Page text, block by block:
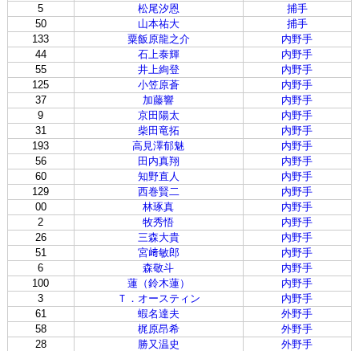
5
松尾汐恩
捕手
50
山本祐大
捕手
133
粟飯原龍之介
内野手
44
石上泰輝
内野手
55
井上絢登
内野手
125
小笠原蒼
内野手
37
加藤響
内野手
9
京田陽太
内野手
31
柴田竜拓
内野手
193
高見澤郁魅
内野手
56
田内真翔
内野手
60
知野直人
内野手
129
西巻賢二
内野手
00
林琢真
内野手
2
牧秀悟
内野手
26
三森大貴
内野手
51
宮﨑敏郎
内野手
6
森敬斗
内野手
100
蓮（鈴木蓮）
内野手
3
Ｔ．オースティン
内野手
61
蝦名達夫
外野手
58
梶原昂希
外野手
28
勝又温史
外野手